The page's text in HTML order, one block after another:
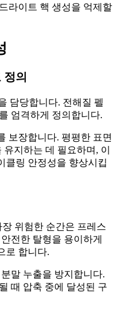
라이트 핵 생성을 억제할
의
담당합니다. 전해질 펠
엄격하게 정의합니다.
보장합니다. 평평한 표면
지하는 데 필요하며, 이
클링 안정성을 향상시킵
위험한 순간은 프레스
전한 탈형을 용이하게
로 합니다.
분말 누출을 방지합니다.
때 압축 중에 달성된 구